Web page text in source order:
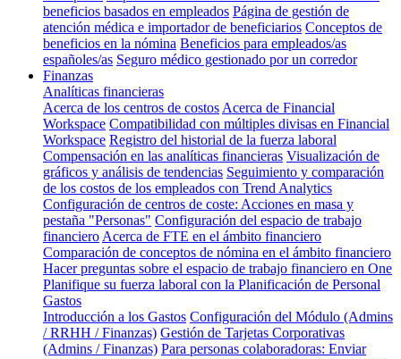
beneficios basados en empleados Página de gestión de
atención médica e importador de beneficiarios Conceptos de
beneficios en la nómina Beneficios para empleados/as
españoles/as Seguro médico gestionado por un corredor
Finanzas
Analíticas financieras
Acerca de los centros de costos Acerca de Financial
Workspace Compatibilidad con múltiples divisas en Financial
Workspace Registro del historial de la fuerza laboral
Compensación en las analíticas financieras Visualización de
gráficos y análisis de tendencias Seguimiento y comparación
de los costos de los empleados con Trend Analytics
Configuración de centros de coste: Acciones en masa y
pestaña "Personas" Configuración del espacio de trabajo
financiero Acerca de FTE en el ámbito financiero
Comparación de conceptos de nómina en el ámbito financiero
Hacer preguntas sobre el espacio de trabajo financiero en One
Planifique su fuerza laboral con la Planificación de Personal
Gastos
Introducción a los Gastos Configuración del Módulo (Admins
/ RRHH / Finanzas) Gestión de Tarjetas Corporativas
(Admins / Finanzas) Para personas colaboradoras: Enviar